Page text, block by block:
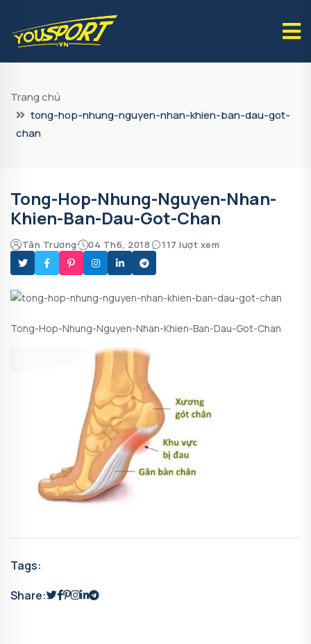
Trang chủ
tong-hop-nhung-nguyen-nhan-khien-ban-dau-got-
chan
Tong-Hop-Nhung-Nguyen-Nhan-
Khien-Ban-Dau-Got-Chan
Tân Trương 04 Th6, 2018 117 lượt xem
Tong-Hop-Nhung-Nguyen-Nhan-Khien-Ban-Dau-Got-Chan
Tags:
Share: